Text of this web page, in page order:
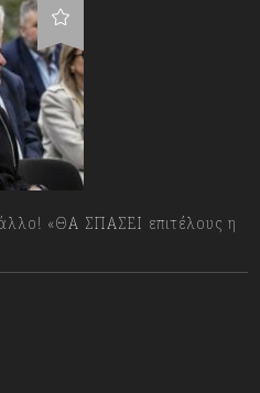
«ΘΑ ΣΠΑΣΕΙ επιτέλους η